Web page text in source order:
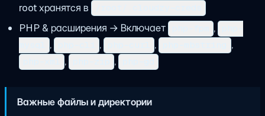
root хранятся в
PHP & расширения → Включает ,
, , , ,
, ,
Важные файлы и директории